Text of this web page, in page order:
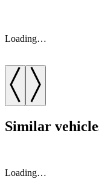
Loading…
Similar
Loading…